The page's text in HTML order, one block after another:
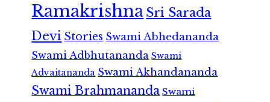
RamakrishnaSri Sarada
Devi Stories Swami Abhedananda
Swami Adbhutananda Swami
Advaitananda Swami Akhandananda
Swami Brahmananda Swami